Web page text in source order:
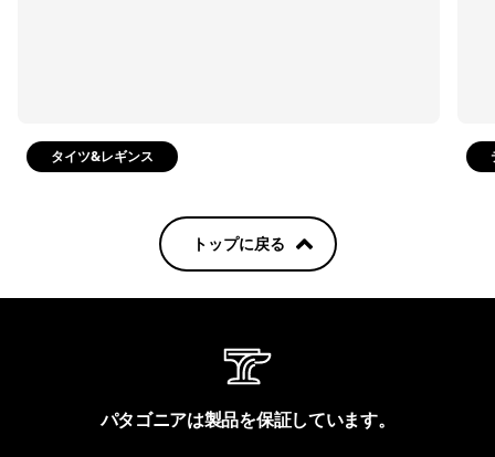
タイツ&レギンス
トップに戻る
パタゴニアは製品を保証しています。